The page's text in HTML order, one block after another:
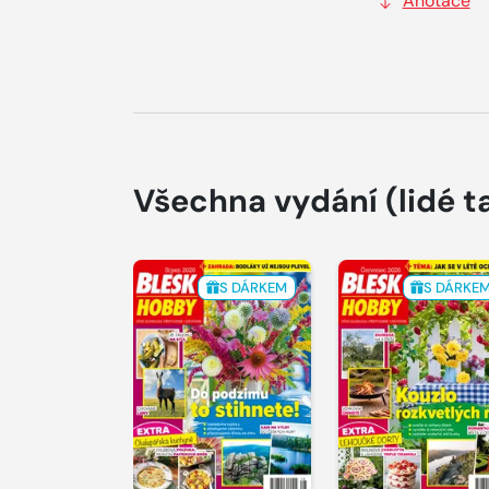
Všechna vydání (lidé
S DÁRKEM S